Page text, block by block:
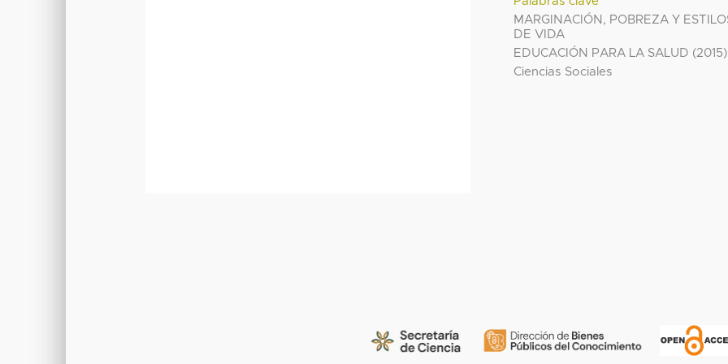
MARGINACIÓN, POBREZA Y
DE VIDA
EDUCACIÓN PARA LA SALUD (2015)
Ciencias Sociales